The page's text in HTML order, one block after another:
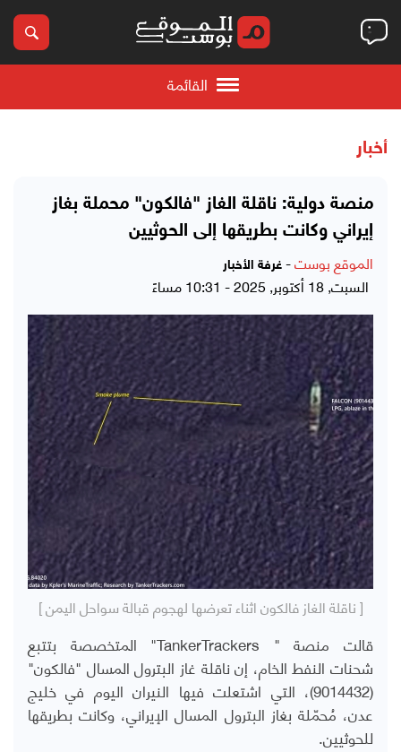
القائمة
أخبار
منصة دولية: ناقلة الغاز "فالكون" محملة بغاز
إيراني وكانت بطريقها إلى الحوثيين
الموقع بوست- غرفة الأخبار
السبت, 18 أكتوبر, 2025 - 10:31 مساءً
[ ناقلة الغاز فالكون اثناء تعرضها لهجوم قبالة سواحل اليمن ]
قالت منصة " TankerTrackers" المتخصصة بتتبع
شحنات النفط الخام، إن ناقلة غاز البترول المسال "فالكون"
(9014432)، التي اشتعلت فيها النيران اليوم في خليج
عدن، مُحمّلة بغاز البترول المسال الإيراني، وكانت بطريقها
للحوثيين.